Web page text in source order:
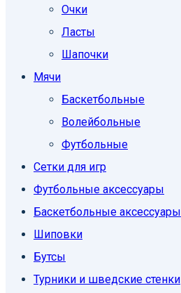
Очки
Ласты
Шапочки
Мячи
Баскетбольные
Волейбольные
Футбольные
Сетки для игр
Футбольные аксессуары
Баскетбольные аксессуары
Шиповки
Бутсы
Турники и шведские стенки